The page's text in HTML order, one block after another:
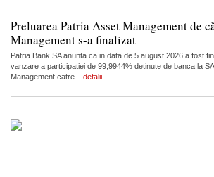
Preluarea Patria Asset Management de
Management s-a finalizat
Patria Bank SA anunta ca in data de 5 august 2026 a fost
vanzare a participatiei de 99,9944% detinute de banca la
Management catre... detalii